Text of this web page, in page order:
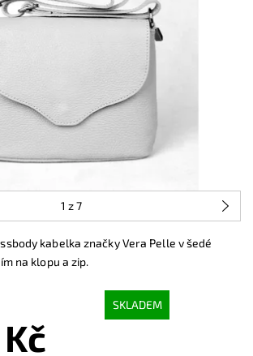
1 z 7
kabelka značky Vera Pelle v šedé
na klopu a zip.
SKLADEM